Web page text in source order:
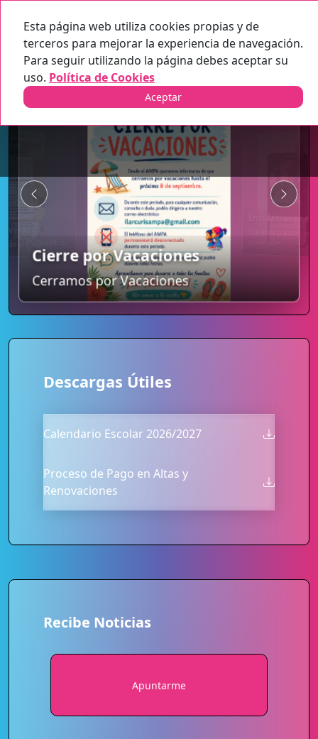
AMPA Ilarcuris
Vacaciones
por Vacaciones
Encuéntranos en Instagram
Síguenos para enterarte de todas las
novedades.
Comisión de Teatro
Descargas Útiles
Calendario Escolar 2026/2027
Proceso de Pago en Altas y
Renovaciones
Recibe Noticias
Apuntarme
Esta página web utiliza cookies propias y de
terceros para mejorar la experiencia de navegación.
Para seguir utilizando la página debes aceptar su
uso. Política de Cookies
Aceptar